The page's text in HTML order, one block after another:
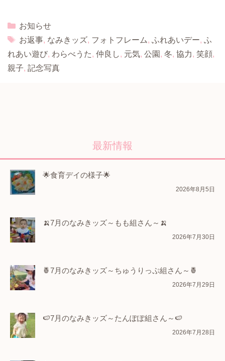
Categories
お知らせ
Tags
お返事, なみきッズ, フォトフレーム, ふれあいデー, ふ
れあい遊び, わらべうた, 仲良し, 元気, 公園 , 冬, 協力, 笑顔,
親子, 記念写真
最新情報
🌟食育デイの様子🌟
2026年8月5日
🍌7月のなみきッズ～もも組さん～🍌
2026年7月30日
🍍7月のなみきッズ～ちゅうりっぷ組さん～🍍
2026年7月29日
🍉7月のなみきッズ～たんぽぽ組さん～🍉
2026年7月28日